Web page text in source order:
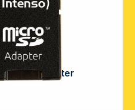
Intenso microSDXC 128GB C10 + Adapter